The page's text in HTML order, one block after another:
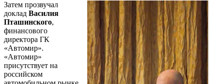
Затем прозвучал
доклад Василия
Пташинского,
финансового
директора ГК
«Автомир».
«Автомир»
присутствует на
российском